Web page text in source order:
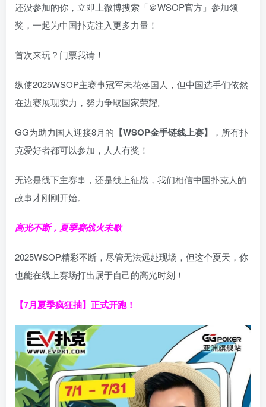
还没参加的你，立即上微博搜索「＠WSOP官方」参加领
奖，一起为中国扑克注入更多力量！
首次来玩？门票我请！
纵使2025WSOP主赛事冠军未花落国人，但中国选手们依然
在边赛展现实力，努力争取国家荣耀。
GG为助力国人迎接8月的 【WSOP金手链线上赛】 ， 所有扑
克爱好者都可以参加，人人有奖！
无论是线下主赛事，还是线上征战，我们相信中国扑克人的
故事才刚刚开始。
高光不断，夏季赛战火未歇
2025WSOP精彩不断，尽管无法远赴现场，但这个夏天，你
也能在线上赛场打出属于自己的高光时刻！
【7月夏季疯狂抽】正式开跑！